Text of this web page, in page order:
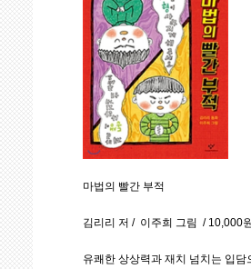
마법의 빨간 부적
김리리 저 / 이주희 그림 / 10,000
유쾌한 상상력과 재치 넘치는 입